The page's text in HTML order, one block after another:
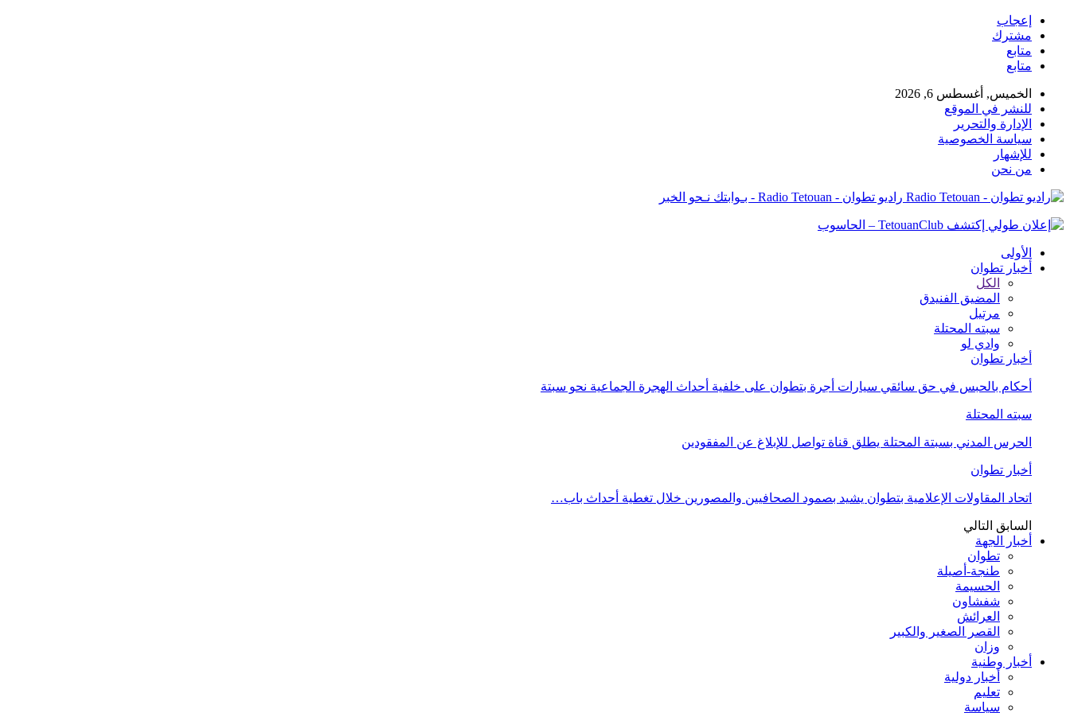
إعجاب
مشترك
متابع
متابع
الخميس, أغسطس 6, 2026
للنشر في الموقع
الإدارة والتحرير
سياسة الخصوصية
للإشهار
من نحن
راديو تطوان - Radio Tetouan - بـوابتك نـحو الخبر
الأولى
أخبار تطوان
الكل
المضيق الفنيدق
مرتيل
سبته المحتلة
وادي لو
أخبار تطوان
أحكام بالحبس في حق سائقي سيارات أجرة بتطوان على خلفية أحداث الهجرة الجماعية نحو سبتة
سبته المحتلة
الحرس المدني بسبتة المحتلة يطلق قناة تواصل للإبلاغ عن المفقودين
أخبار تطوان
اتحاد المقاولات الإعلامية بتطوان يشيد بصمود الصحافيين والمصورين خلال تغطية أحداث باب…
السابق التالي
أخبار الجهة
تطوان
طنجة-أصيلة
الحسيمة
شفشاون
العرائش
القصر الصغير والكبير
وزان
أخبار وطنية
أخبار دولية
تعليم
سياسة